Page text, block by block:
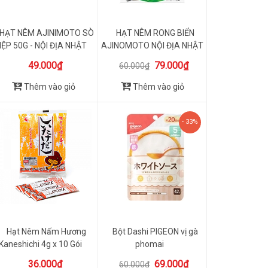
NÊM AJINIMOTO SÒ
50G - NỘI ĐỊA NHẬT
49.000₫
Thêm vào giỏ
HẠT NÊM RONG BIỂN
AJINOMOTO NỘI ĐỊA NHẬT
60.000₫ 79.000₫
Thêm vào giỏ
Hạt Nêm Nấm Hương
4g x 10 Gói
36.000₫
- 33%
Bột Dashi PIGEON vị gà
phomai
60.000₫ 69.000₫